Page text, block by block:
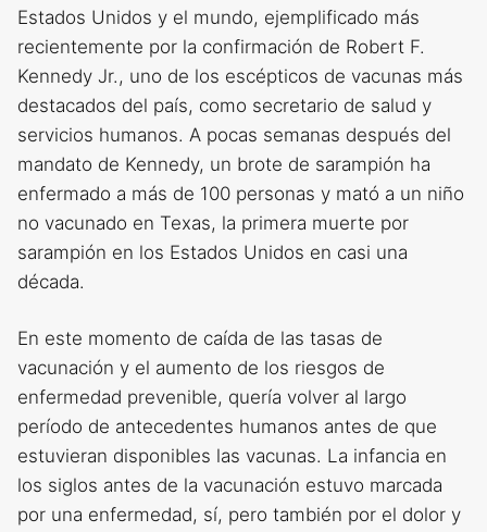
Estados Unidos y el mundo, ejemplificado más
recientemente por la confirmación de Robert F.
Kennedy Jr., uno de los escépticos de vacunas más
destacados del país, como secretario de salud y
servicios humanos. A pocas semanas después del
mandato de Kennedy, un brote de sarampión ha
enfermado a más de 100 personas y mató a un niño
no vacunado en Texas, la primera muerte por
sarampión en los Estados Unidos en casi una
década.
En este momento de caída de las tasas de
vacunación y el aumento de los riesgos de
enfermedad prevenible, quería volver al largo
período de antecedentes humanos antes de que
estuvieran disponibles las vacunas. La infancia en
los siglos antes de la vacunación estuvo marcada
por una enfermedad, sí, pero también por el dolor y